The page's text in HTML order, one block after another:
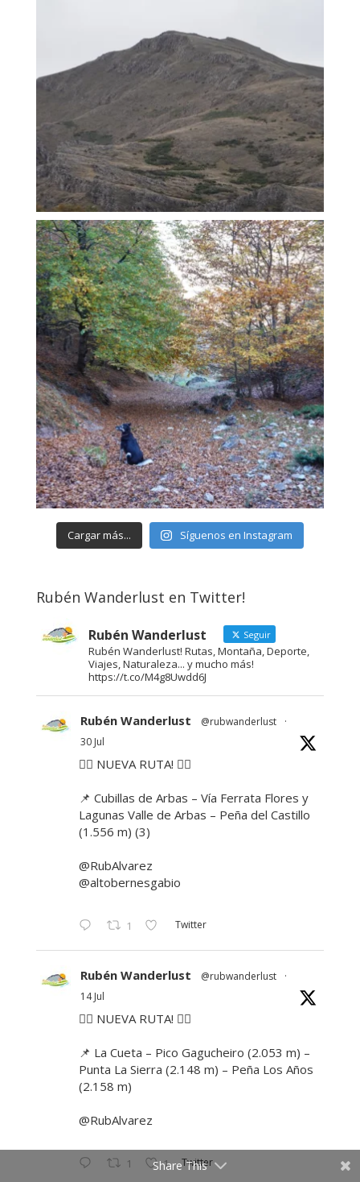
Cargar más... Síguenos en Instagram
Rubén Wanderlust en Twitter!
Rubén Wanderlust Seguir
Rubén Wanderlust! Rutas, Montaña, Deporte,
Viajes, Naturaleza... y mucho más!
https://t.co/M4g8Uwdd6J
Rubén Wanderlust @rubwanderlust
·
30 Jul
🚶‍♂️ NUEVA RUTA! 🚶‍♀️
📌 Cubillas de Arbas – Vía Ferrata Flores y
Lagunas Valle de Arbas – Peña del Castillo
(1.556 m) (3)
@RubAlvarez
@altobernesgabio
1 Twitter
Rubén Wanderlust @rubwanderlust
·
14 Jul
🚶‍♂️ NUEVA RUTA! 🚶‍♀️
📌 La Cueta – Pico Gagucheiro (2.053 m) –
Punta La Sierra (2.148 m) – Peña Los Años
(2.158 m)
@RubAlvarez
1 1 Twitter
Share This